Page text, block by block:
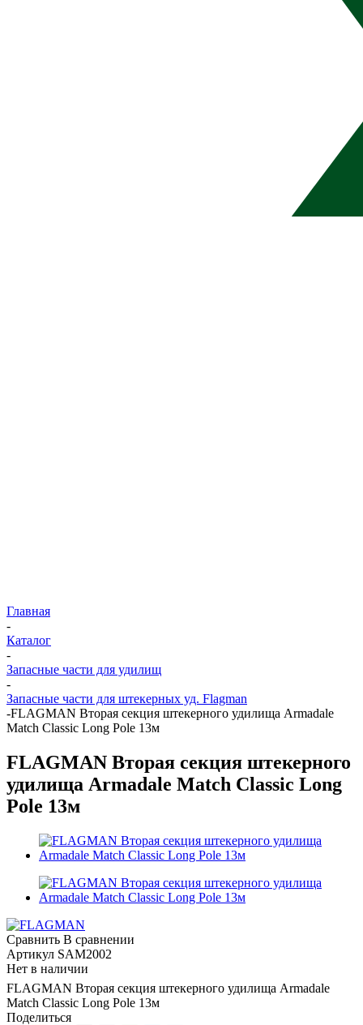
Главная
-
Каталог
-
Запасные части для удилищ
-
Запасные части для штекерных уд. Flagman
-FLAGMAN Вторая секция штекерного удилища Armadale
Match Classic Long Pole 13м
FLAGMAN Вторая секция штекерного
удилища Armadale Match Classic Long
Pole 13м
Сравнить В сравнении
Артикул SAM2002
Нет в наличии
FLAGMAN Вторая секция штекерного удилища Armadale
Match Classic Long Pole 13м
Поделиться